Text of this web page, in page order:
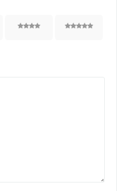
4 5